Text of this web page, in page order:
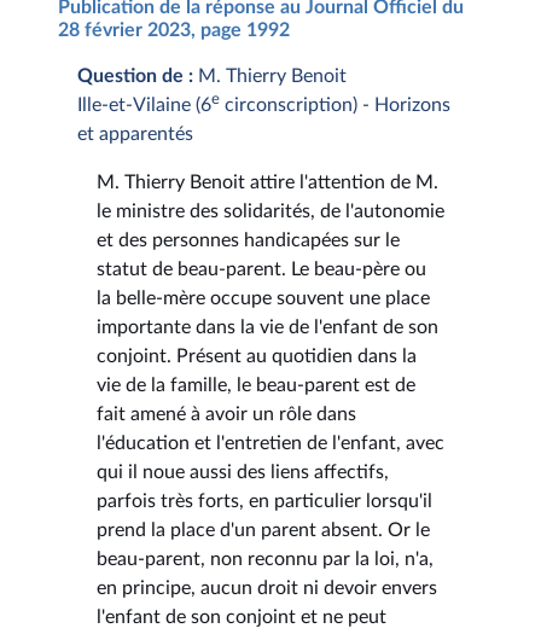
Publication de la réponse au Journal Officiel du
28 février 2023, page 1992
Question de : M. Thierry Benoit
Ille-et-Vilaine (6e circonscription) - Horizons
et apparentés
M. Thierry Benoit attire l'attention de M.
le ministre des solidarités, de l'autonomie
et des personnes handicapées sur le
statut de beau-parent. Le beau-père ou
la belle-mère occupe souvent une place
importante dans la vie de l'enfant de son
conjoint. Présent au quotidien dans la
vie de la famille, le beau-parent est de
fait amené à avoir un rôle dans
l'éducation et l'entretien de l'enfant, avec
qui il noue aussi des liens affectifs,
parfois très forts, en particulier lorsqu'il
prend la place d'un parent absent. Or le
beau-parent, non reconnu par la loi, n'a,
en principe, aucun droit ni devoir envers
l'enfant de son conjoint et ne peut